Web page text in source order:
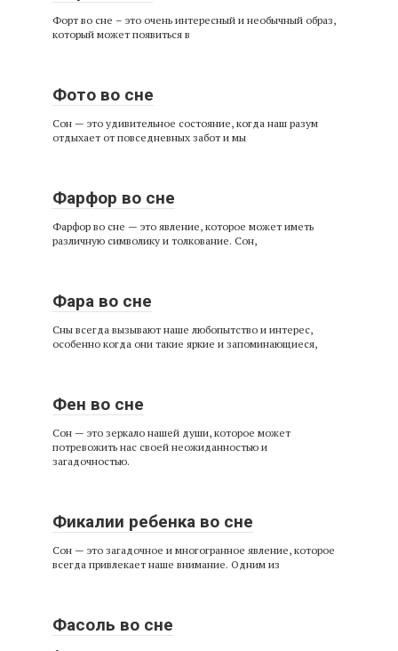
Форт во сне – это очень интересный и необычный образ,
который может появиться в
Фото во сне
Сон — это удивительное состояние, когда наш разум
отдыхает от повседневных забот и мы
Фарфор во сне
Фарфор во сне — это явление, которое может иметь
различную символику и толкование. Сон,
Фара во сне
Сны всегда вызывают наше любопытство и интерес,
особенно когда они такие яркие и запоминающиеся,
Фен во сне
Сон — это зеркало нашей души, которое может
потревожить нас своей неожиданностью и
загадочностью.
Фикалии ребенка во сне
Сон — это загадочное и многогранное явление, которое
всегда привлекает наше внимание. Одним из
Фасоль во сне